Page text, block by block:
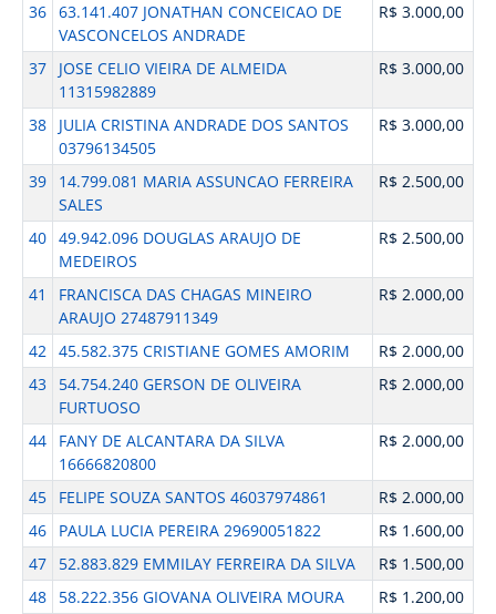
36 63.141.407 JONATHAN CONCEICAO DE
VASCONCELOS ANDRADE
R$ 3.000,00
37
JOSE CELIO VIEIRA DE ALMEIDA
11315982889
R$ 3.000,00
38
JULIA CRISTINA ANDRADE DOS SANTOS
03796134505
R$ 3.000,00
39
14.799.081 MARIA ASSUNCAO FERREIRA
SALES
R$ 2.500,00
40 49.942.096 DOUGLAS ARAUJO DE
MEDEIROS
R$ 2.500,00
41
FRANCISCA DAS CHAGAS MINEIRO
ARAUJO 27487911349
R$ 2.000,00
42 45.582.375 CRISTIANE GOMES AMORIM
R$ 2.000,00
43
54.754.240 GERSON DE OLIVEIRA
FURTUOSO
R$ 2.000,00
44
FANY DE ALCANTARA DA SILVA
16666820800
R$ 2.000,00
45 FELIPE SOUZA SANTOS 46037974861
R$ 2.000,00
46
PAULA LUCIA PEREIRA 29690051822
R$ 1.600,00
47
52.883.829 EMMILAY FERREIRA DA SILVA
R$ 1.500,00
48
58.222.356 GIOVANA OLIVEIRA MOURA
R$ 1.200,00